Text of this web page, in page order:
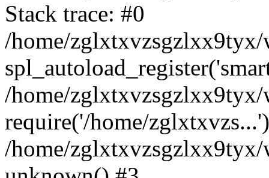
Stack trace: #0
/home/zglxtxvzsgzlxx9tyx/
/home/
require('/home/
/home/